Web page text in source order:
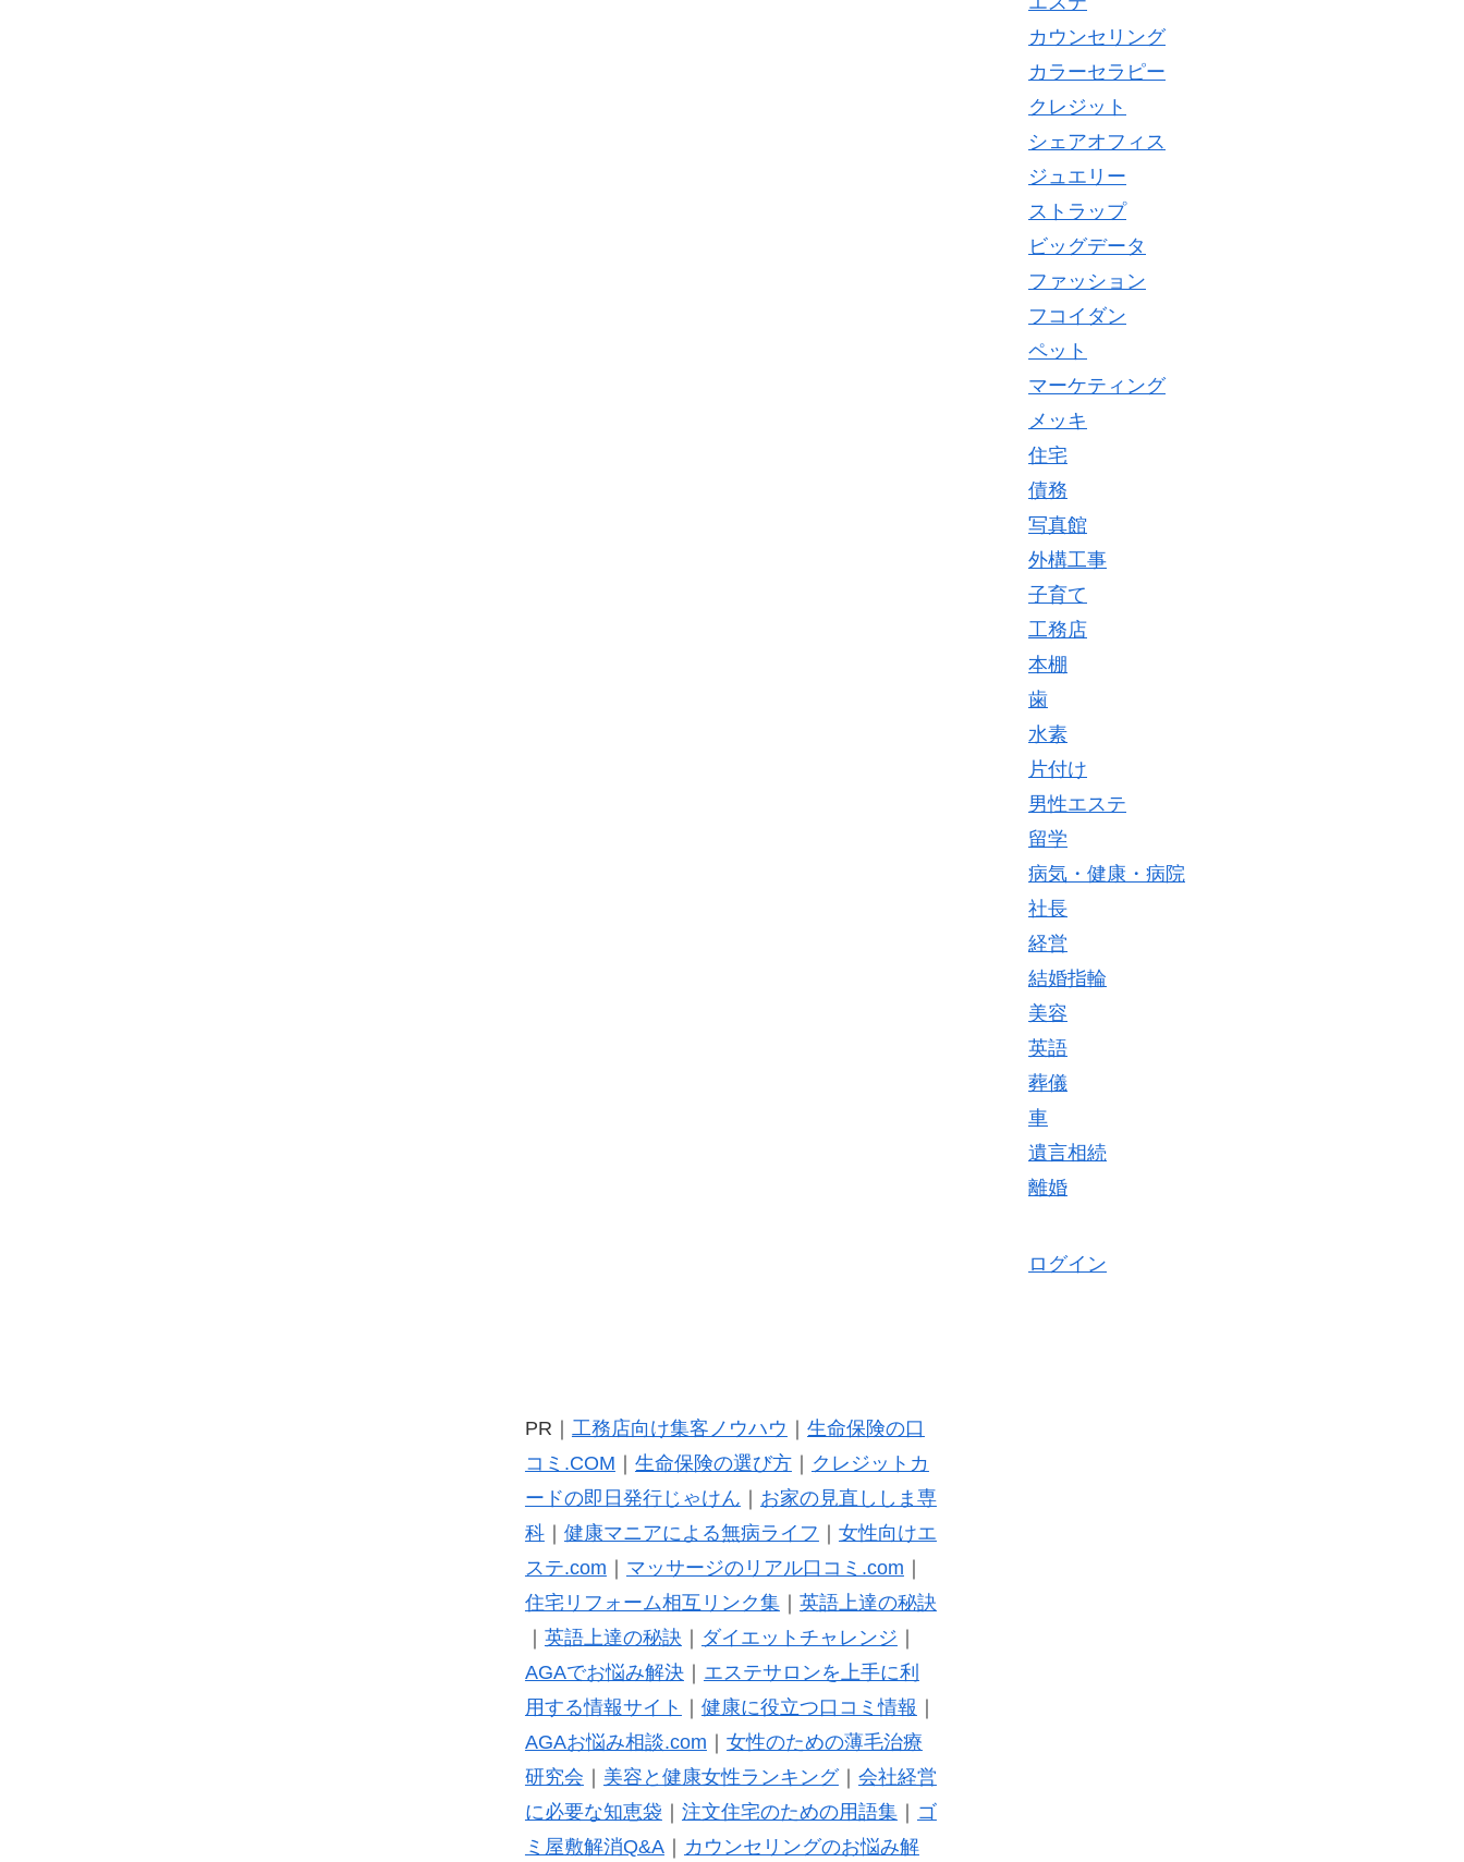
カウンセリング
カラーセラピー
クレジット
シェアオフィス
ジュエリー
ストラップ
ビッグデータ
ファッション
フコイダン
ペット
マーケティング
メッキ
住宅
債務
写真館
外構工事
子育て
工務店
本棚
歯
水素
片付け
男性エステ
留学
病気・健康・病院
社長
経営
結婚指輪
美容
英語
葬儀
車
遺言相続
離婚
ログイン
PR｜ 工務店向け集客ノウハウ
生命保険の口
コミ.COM
生命保険の選び方｜
クレジットカ
ードの即日発行じゃけん
お家の見直ししま専
科｜ 健康マニアによる無病ライフ
女性向けエ
ステ.com
マッサージのリアル口コミ.com
住宅リフォーム相互リンク集｜ 英語上達の秘訣
英語上達の秘訣 ダイエットチャレンジ
AGAでお悩み解決｜ エステサロンを上手に利
用する情報サイト
健康に役立つ口コミ情報
AGAお悩み相談.com
女性のための薄毛治療
研究会
美容と健康女性ランキング｜ 会社経営
に必要な知恵袋
注文住宅のための用語集｜
ゴ
ミ屋敷解消Q&A｜ カウンセリングのお悩み解